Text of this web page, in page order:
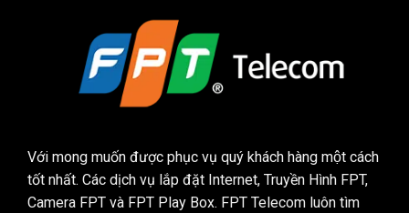
Với mong muốn được phục vụ quý khách hàng một cách
tốt nhất. Các dịch vụ lắp đặt Internet, Truyền Hình FPT,
Camera FPT và FPT Play Box. FPT Telecom luôn tìm